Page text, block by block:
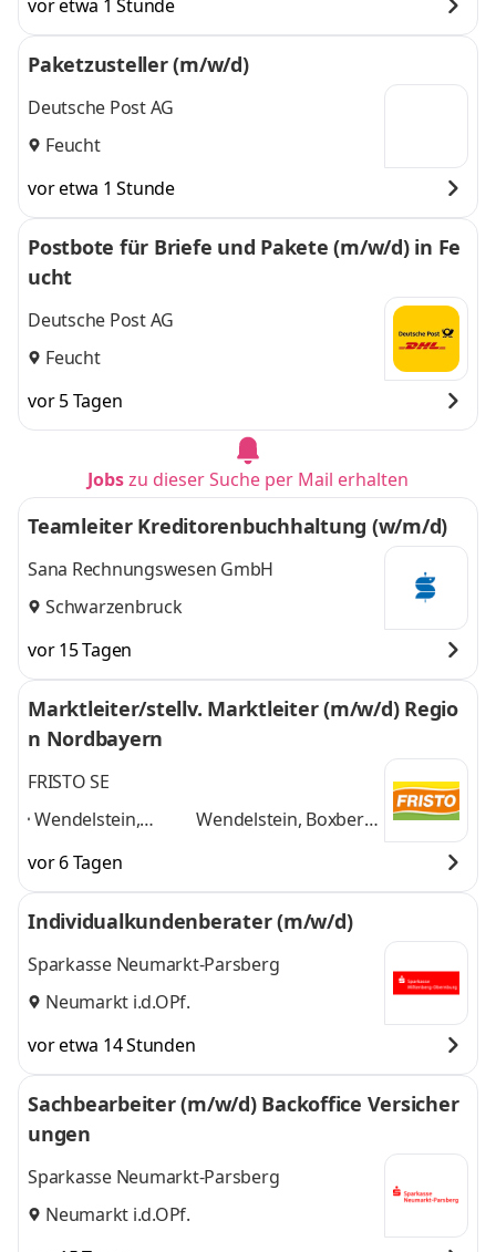
vor etwa 1 Stunde
Paketzusteller (m/w/d)
Deutsche Post AG
Feucht
vor etwa 1 Stunde
Postbote für Briefe und Pakete (m/w/d) in Fe
ucht
Deutsche Post AG
Feucht
vor 5 Tagen
Jobszu dieser Suche per Mail erhalten
Teamleiter Kreditorenbuchhaltung (w/m/d)
Sana Rechnungswesen GmbH
Schwarzenbruck
vor 15 Tagen
Marktleiter/stellv. Marktleiter (m/w/d) Regio
n Nordbayern
FRISTO SE
Wendelstein,
Pleinfeld, Bad
Mergentheim,
Allersberg,
Rednitzhembach,
Freystadt
Wendelstein, Boxberg,
Allersberg,
Rednitzhembach,
Freystadt
weitere
vor 6 Tagen
Individualkundenberater (m/w/d)
Sparkasse Neumarkt-Parsberg
Neumarkt i.d.OPf.
vor etwa 14 Stunden
Sachbearbeiter (m/w/d) Backoffice Versicher
ungen
Sparkasse Neumarkt-Parsberg
Neumarkt i.d.OPf.